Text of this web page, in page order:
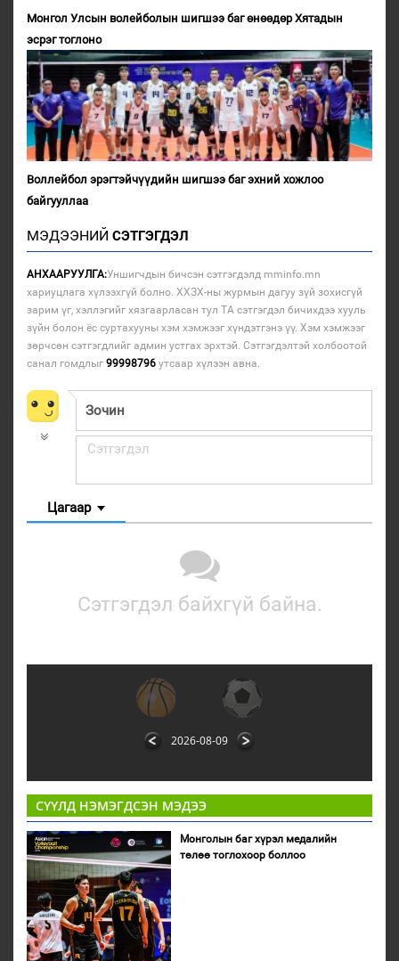
Монгол Улсын волейболын шигшээ баг өнөөдөр Хятадын
эсрэг тоглоно
Воллейбол эрэгтэйчүүдийн шигшээ баг эхний хожлоо
байгууллаа
МЭДЭЭНИЙ СЭТГЭГДЭЛ
АНХААРУУЛГА:Уншигчдын бичсэн сэтгэгдэлд mminfo.mn
хариуцлага хүлээхгүй болно. ХХЗХ-ны журмын дагуу зүй зохисгүй
зарим үг, хэллэгийг хязгаарласан тул ТА сэтгэгдэл бичихдээ хууль
зүйн болон ёс суртахууны хэм хэмжээг хүндэтгэнэ үү. Хэм хэмжээг
зөрчсөн сэтгэгдлийг админ устгах эрхтэй. Сэтгэгдэлтэй холбоотой
санал гомдлыг 99998796 утсаар хүлээн авна.
Цагаар
Сэтгэгдэл байхгүй байна.
2026-08-09
СҮҮЛД НЭМЭГДСЭН МЭДЭЭ
Монголын баг хүрэл медалийн
төлөө тоглохоор боллоо